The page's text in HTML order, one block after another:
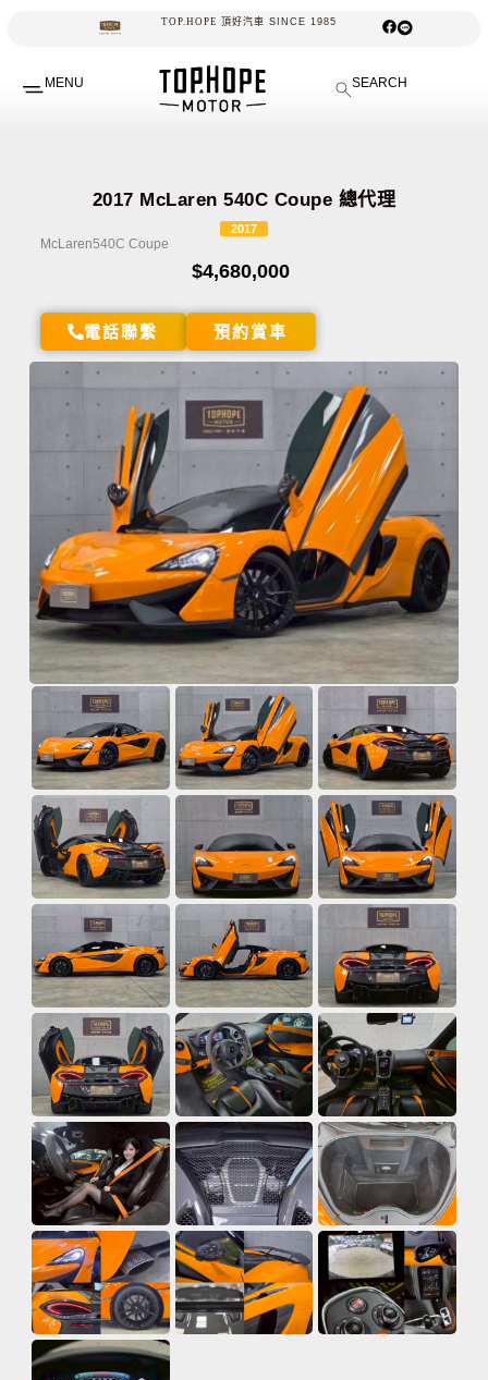
TOP.HOPE
MENU SEARCH
2017 McLaren 540C Coupe 總代理
2017
McLaren540C Coupe
$4,680,000
電話聯繫 預約賞車